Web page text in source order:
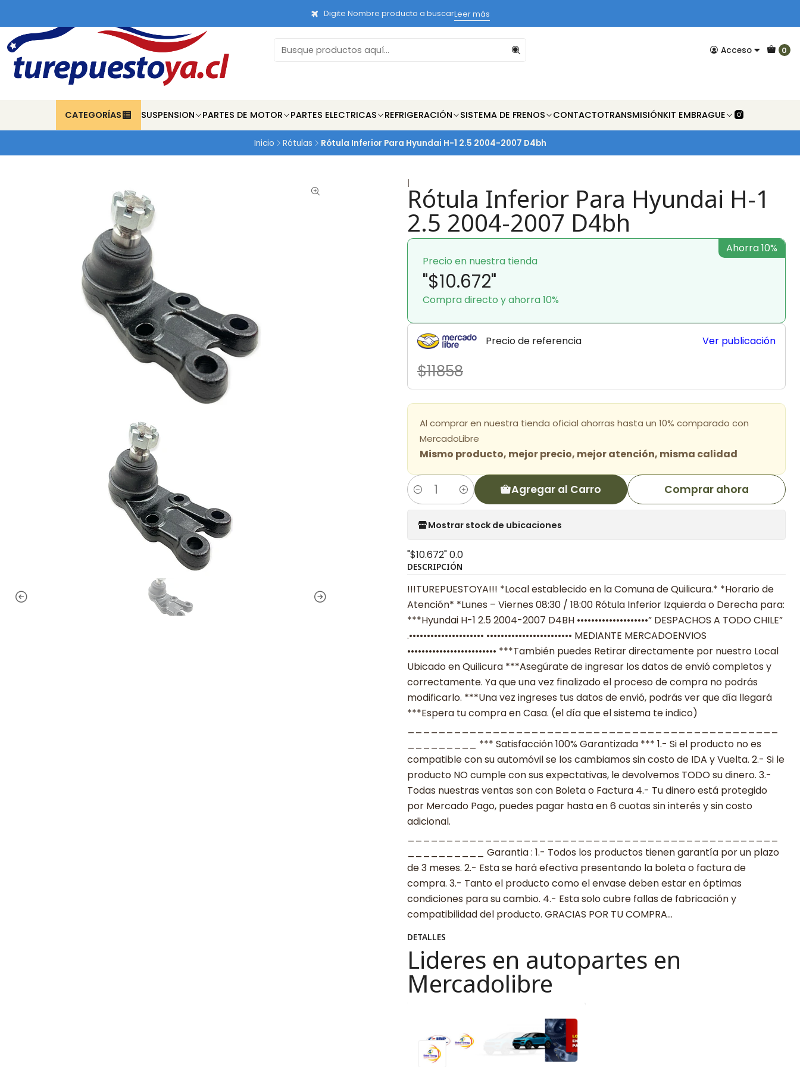
Acceso 0
CATEGORÍAS SUSPENSION PARTES DE MOTOR PARTES ELECTRICAS REFRIGERACIÓN SISTEMA DE FRENOS CONTACTOTRANSMISIÓNKIT EMBRAGUE
Digite Nombre producto a buscarLeer más
Inicio Rótulas Rótula Inferior Para Hyundai H-1 2.5 2004-2007 D4bh
|Rótula Inferior Para Hyundai H-1
2.5 2004-2007 D4bh
Precio en nuestra tienda
"$10.672"
Compra directo y ahorra 10%
Ahorra 10%
Precio de referencia
$11858
Ver publicación
Al comprar en nuestra tienda oficial ahorras hasta un 10% comparado con
MercadoLibre
Mismo producto, mejor precio, mejor atención, misma calidad
Cantidad Agregar al Carro Comprar ahora
Mostrar stock de ubicaciones
"$10.672"0.0
DESCRIPCIÓN
!!!TUREPUESTOYA!!! *Local establecido en la Comuna de Quilicura.* *Horario de
Atención* *Lunes – Viernes 08:30 / 18:00 Rótula Inferior Izquierda o Derecha para:
***Hyundai H-1 2.5 2004-2007 D4BH ••••••••••••••••••••” DESPACHOS A TODO CHILE”
.••••••••••••••••••••• •••••••••••••••••••••••• MEDIANTE MERCADOENVIOS
••••••••••••••••••••••••• ***También puedes Retirar directamente por nuestro Local
Ubicado en Quilicura ***Asegúrate de ingresar los datos de envió completos y
correctamente. Ya que una vez finalizado el proceso de compra no podrás
modificarlo. ***Una vez ingreses tus datos de envió, podrás ver que día llegará
***Espera tu compra en Casa. (el día que el sistema te indico)
_________ *** Satisfacción 100% Garantizada *** 1.- Si el producto no es
compatible con su automóvil se los cambiamos sin costo de IDA y Vuelta. 2.- Si le
producto NO cumple con sus expectativas, le devolvemos TODO su dinero. 3.-
Todas nuestras ventas son con Boleta o Factura 4.- Tu dinero está protegido
por Mercado Pago, puedes pagar hasta en 6 cuotas sin interés y sin costo
adicional.
__________ Garantia : 1.- Todos los productos tienen garantía por un plazo
de 3 meses. 2.- Esta se hará efectiva presentando la boleta o factura de
compra. 3.- Tanto el producto como el envase deben estar en óptimas
condiciones para su cambio. 4.- Esta solo cubre fallas de fabricación y
compatibilidad del producto. GRACIAS POR TU COMPRA…
DETALLES
Lideres en autopartes en
Mercadolibre